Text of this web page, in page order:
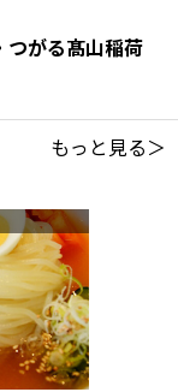
つがる髙山稲荷
もっと見る＞